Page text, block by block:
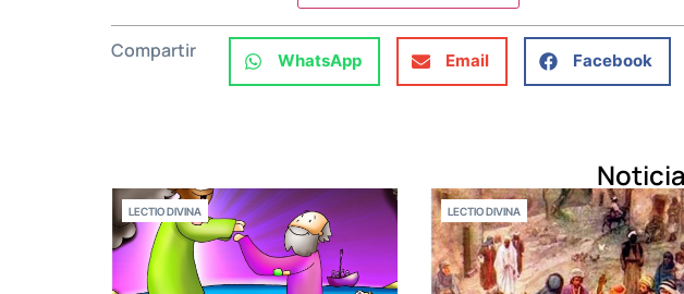
Compartir WhatsApp Email Facebook
LECTIO DIVINA LECTIO DIVINA